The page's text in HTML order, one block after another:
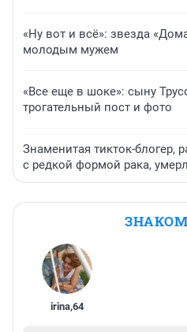
«Ну вот и всё»: звезда
молодым мужем
«Все еще в шоке»: сыну
трогательный пост и фото
Знаменитая тикток-блогер,
с редкой формой рака,
irina,64